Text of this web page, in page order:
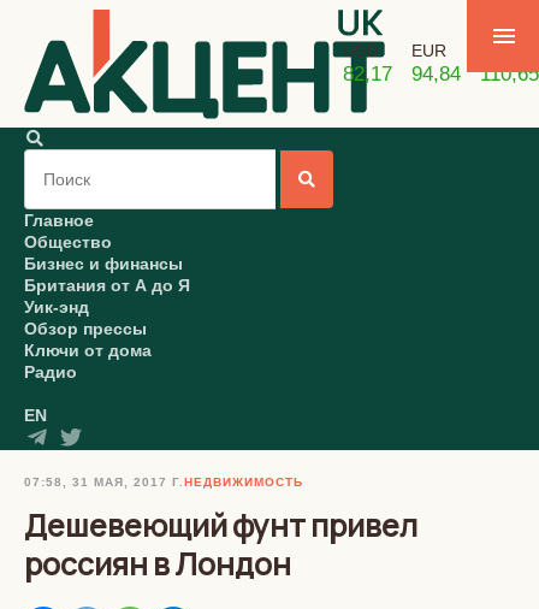
USD
82,17
EUR
94,84 110,65
Главное
Общество
Бизнес и финансы
Британия от А до Я
Уик-энд
Обзор прессы
Ключи от дома
Радио
EN
07:58, 31 МАЯ, 2017 Г. НЕДВИЖИМОСТЬ
Дешевеющий фунт привел
россиян в Лондон